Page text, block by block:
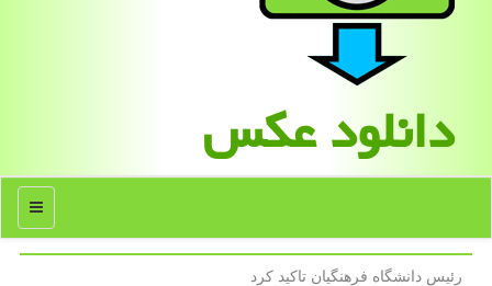
دانلود عكس
منو
رئیس دانشگاه فرهنگیان تاكید كرد